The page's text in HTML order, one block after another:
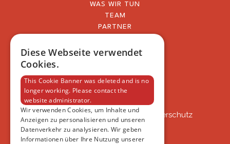
WAS WIR TUN
TEAM
PARTNER
FAQ
VSAT
VSAT - Verein Schweizer Auslandtierschutz
Oberlangnauerstrasse 13b
9562 Märwil
Diese Webseite verwendet
Cookies.
This Cookie Banner was deleted and is no
longer working. Please contact the
website administrator.
Wir verwenden Cookies, um Inhalte und
Anzeigen zu personalisieren und unseren
Datenverkehr zu analysieren. Wir geben
Informationen über Ihre Nutzung unserer